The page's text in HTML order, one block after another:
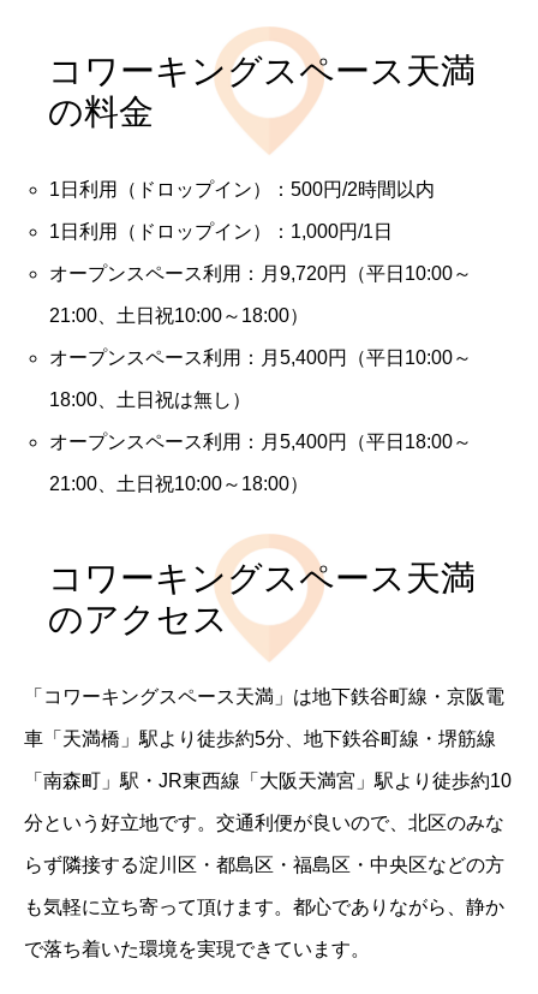
コワーキングスペース天満
の料金
1日利用（ドロップイン）：500円/2時間以内
1日利用（ドロップイン）：1,000円/1日
オープンスペース利用：月9,720円（平日10:00～
21:00、土日祝10:00～18:00）
オープンスペース利用：月5,400円（平日10:00～
18:00、土日祝は無し）
オープンスペース利用：月5,400円（平日18:00～
21:00、土日祝10:00～18:00）
コワーキングスペース天満
のアクセス
「コワーキングスペース天満」は地下鉄谷町線・京阪電
車「天満橋」駅より徒歩約5分、地下鉄谷町線・堺筋線
「南森町」駅・JR東西線「大阪天満宮」駅より徒歩約10
分という好立地です。交通利便が良いので、北区のみな
らず隣接する淀川区・都島区・福島区・中央区などの方
も気軽に立ち寄って頂けます。都心でありながら、静か
で落ち着いた環境を実現できています。